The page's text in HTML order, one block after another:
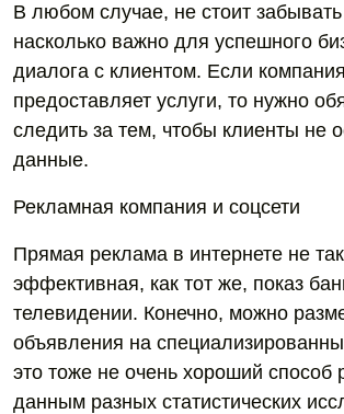
В любом случае, не стоит
насколько важно для успешного
диалога с клиентом. Если компания
предоставляет услуги, то нужно
следить за тем, чтобы клиенты не
данные.
Рекламная компания и соцсети
Прямая реклама в интернете не
эффективная, как тот же, показ
телевидении. Конечно, можно
объявления на
это тоже не очень хороший
данным разных статистических